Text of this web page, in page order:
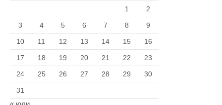
1 2
3 4 5 6 7 8 9
10 11 12 13 14 15 16
17 18 19 20 21 22 23
24 25 26 27 28 29 30
31